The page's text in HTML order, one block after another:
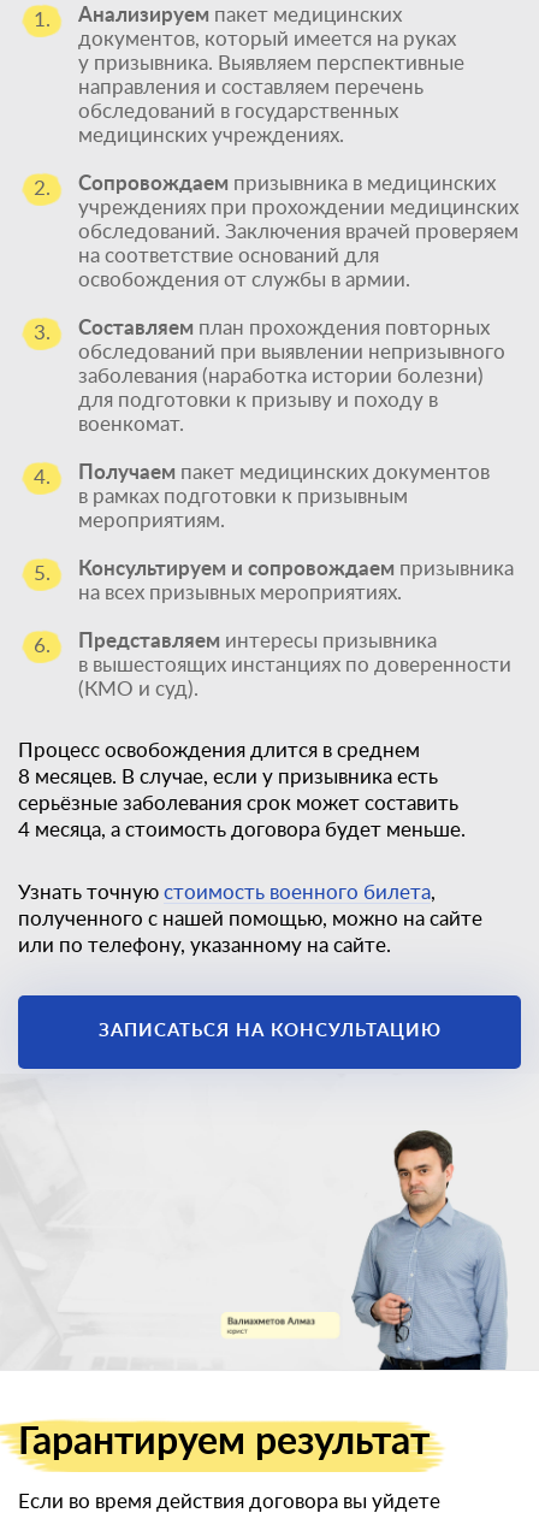
Единственный
законный способ
получить
1. Анализируем пакет медицинских
документов, который имеется на руках
у призывника. Выявляем перспективные
направления и составляем перечень
обследований в государственных
медицинских учреждениях.
2. Сопровождаем призывника в медицинских
учреждениях при прохождении медицинских
обследований. Заключения врачей проверяем
на соответствие оснований для
освобождения от службы в армии.
3. Составляем план прохождения повторных
обследований при выявлении непризывного
заболевания (наработка истории болезни)
для подготовки к призыву и походу в
военкомат.
4. Получаем пакет медицинских документов
в рамках подготовки к призывным
мероприятиям.
5. Консультируем и сопровождаем призывника
на всех призывных мероприятиях.
6. Представляем интересы призывника
в вышестоящих инстанциях по доверенности
(КМО и суд).
Процесс освобождения длится в среднем
8 месяцев. В случае, если у призывника есть
серьёзные заболевания срок может составить
4 месяца, а стоимость договора будет меньше.
Узнать точную стоимость военного билета,
полученного с нашей помощью, можно на сайте
или по телефону, указанному на сайте.
ЗАПИСАТЬСЯ НА КОНСУЛЬТАЦИЮ
Гарантируем результат
Если во время действия договора вы уйдете